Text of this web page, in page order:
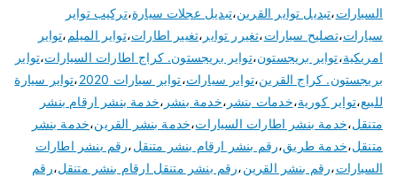
السيارات،تبديل تواير القرين،تبديل عجلات سيارة،تركيب تواير
سيارات،تصليح سيارات،تغيرر تواير ،تغيير اطارات،تواير الميلم،تواير
امريكية،تواير بريجستون،تواير بريجستون. كراج اطارات السيارات،تواير
بريجستون. كراج القرين،تواير سيارات،تواير سيارات 2020 ،تواير سيارة
للبيع،تواير كورية،خدمات بنشر ،خدمة بنشر ،خدمة بنشر ارقام بنشر
متنقل،خدمة بنشر اطارات السيارات،خدمة بنشر القرين،خدمة بنشر
متنقل،خدمة طريق،رقم بنشر ارقام بنشر متنقل،رقم بنشر اطارات
السيارات،رقم بنشر القرين،رقم بنشر متنقل ارقام بنشر متنقل،رقم